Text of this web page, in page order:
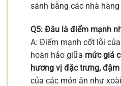
sánh bằng các nhà
Q5: Đâu là điểm mạnh
A: Điểm mạnh cốt lõi
hoàn hảo giữa mức giá
hương vị đặc trưng,
của các món ăn như